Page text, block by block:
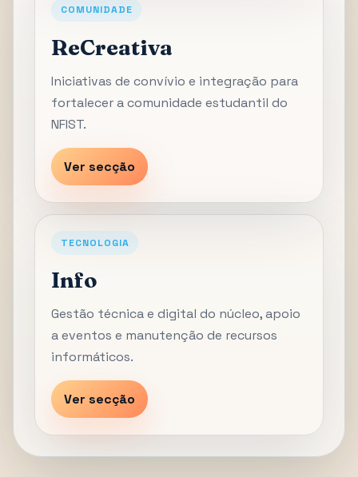
COMUNIDADE
ReCreativa
Iniciativas de convívio e integração para
fortalecer a comunidade estudantil do
NFIST.
Ver secção
TECNOLOGIA
Info
Gestão técnica e digital do núcleo, apoio
a eventos e manutenção de recursos
informáticos.
Ver secção